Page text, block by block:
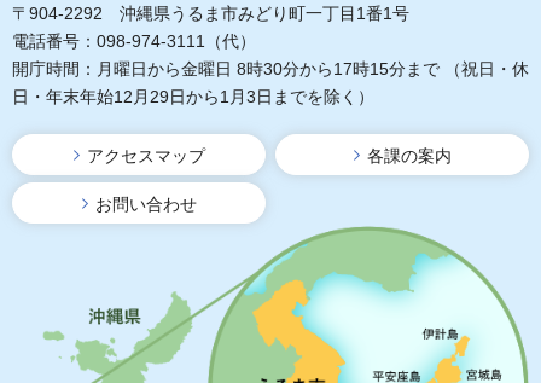
〒904-2292 沖縄県うるま市みどり町一丁目1番1号
電話番号：098-974-3111（代）
開庁時間：月曜日から金曜日 8時30分から17時15分まで
（祝日・休
日・年末年始12月29日から1月3日までを除く）
アクセスマップ 各課の案内
お問い合わせ